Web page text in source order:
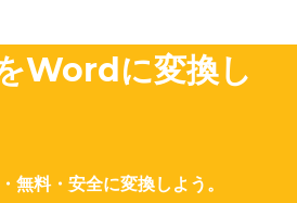
Wordに変換し
無料・安全に変換しよう。